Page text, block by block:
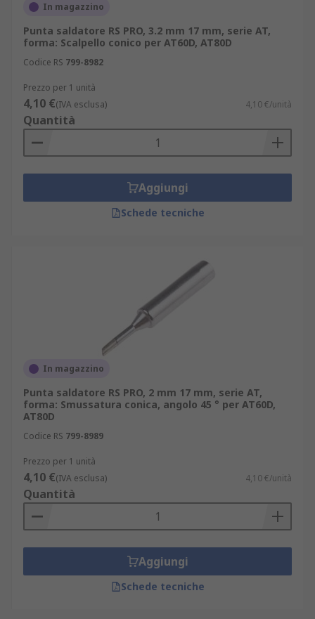
In magazzino
Punta saldatore RS PRO, 3.2 mm 17 mm, serie AT,
forma: Scalpello conico per AT60D, AT80D
Codice RS 799-8982
Prezzo per 1 unità
4,10 €(IVA esclusa) 4,10 €/unità
Quantità
Aggiungi
Schede tecniche
In magazzino
Punta saldatore RS PRO, 2 mm 17 mm, serie AT,
forma: Smussatura conica, angolo 45 ° per AT60D,
AT80D
Codice RS 799-8989
Prezzo per 1 unità
4,10 €(IVA esclusa) 4,10 €/unità
Quantità
Aggiungi
Schede tecniche